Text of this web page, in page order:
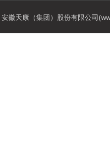
安徽天康（集团）股份有限公司